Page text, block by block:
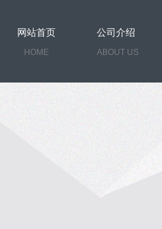
网站首页
HOME
公司介绍
ABOUT US